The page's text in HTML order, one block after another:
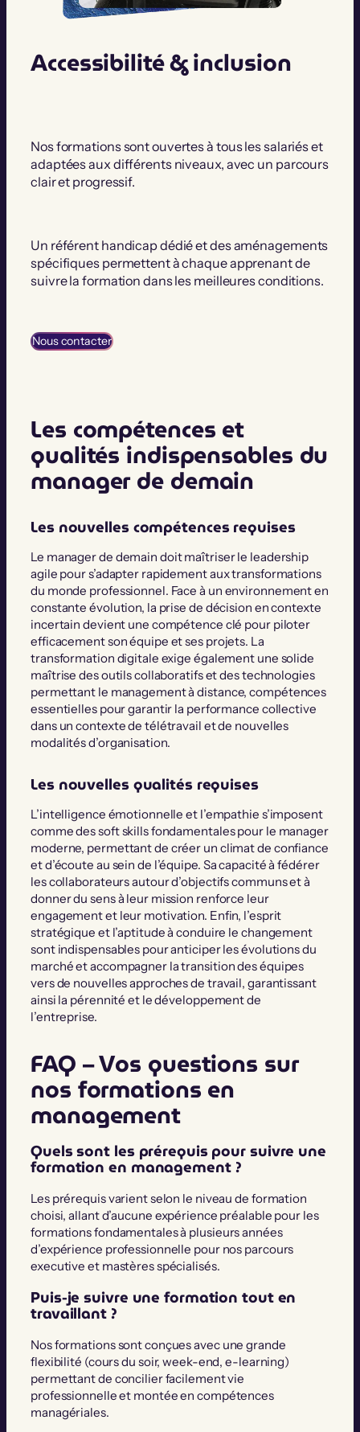
Accessibilité & inclusion
Nos formations sont ouvertes à tous les salariés et
adaptées aux différents niveaux, avec un parcours
clair et progressif.
Un référent handicap dédié et des aménagements
spécifiques permettent à chaque apprenant de
suivre la formation dans les meilleures conditions.
Nous contacter
Les compétences et
qualités indispensables du
manager de demain
Les nouvelles compétences requises
Le manager de demain doit maîtriser le leadership
agile pour s’adapter rapidement aux transformations
du monde professionnel. Face à un environnement en
constante évolution, la prise de décision en contexte
incertain devient une compétence clé pour piloter
efficacement son équipe et ses projets. La
transformation digitale exige également une solide
maîtrise des outils collaboratifs et des technologies
permettant le management à distance, compétences
essentielles pour garantir la performance collective
dans un contexte de télétravail et de nouvelles
modalités d’organisation.
Les nouvelles qualités requises
L’intelligence émotionnelle et l’empathie s’imposent
comme des soft skills fondamentales pour le manager
moderne, permettant de créer un climat de confiance
et d’écoute au sein de l’équipe. Sa capacité à fédérer
les collaborateurs autour d’objectifs communs et à
donner du sens à leur mission renforce leur
engagement et leur motivation. Enfin, l’esprit
stratégique et l’aptitude à conduire le changement
sont indispensables pour anticiper les évolutions du
marché et accompagner la transition des équipes
vers de nouvelles approches de travail, garantissant
ainsi la pérennité et le développement de
l’entreprise.
FAQ – Vos questions sur
nos formations en
management
Quels sont les prérequis pour suivre une
formation en management ?
Les prérequis varient selon le niveau de formation
choisi, allant d’aucune expérience préalable pour les
formations fondamentales à plusieurs années
d’expérience professionnelle pour nos parcours
executive et mastères spécialisés.
Puis-je suivre une formation tout en
travaillant ?
Nos formations sont conçues avec une grande
flexibilité (cours du soir, week-end, e-learning)
permettant de concilier facilement vie
professionnelle et montée en compétences
managériales.